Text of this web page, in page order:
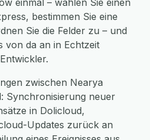
einmal – wählen Sie einen
bestimmen Sie eine
Sie die Felder zu – und
von da an in Echtzeit
zwischen Nearya
Synchronisierung neuer
in Dolicloud,
Updates zurück an